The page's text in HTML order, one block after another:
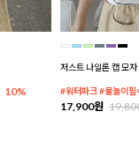
10%
저스트 나일론 캡 모자
#워터파크 #물놀이필
17,900원